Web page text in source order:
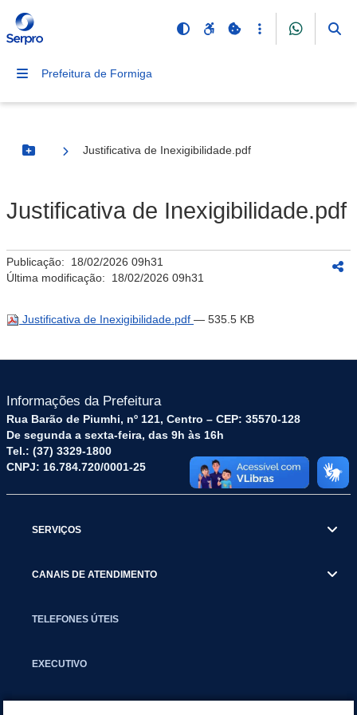
Prefeitura de Formiga
Botão Menu
Justificativa de Inexigibilidade.pdf
Justificativa de Inexigibilidade.pdf
Publicação: 18/02/2026 09h31
Última modificação: 18/02/2026 09h31
Justificativa de Inexigibilidade.pdf — 535.5 KB
Informações da Prefeitura
Rua Barão de Piumhi, nº 121, Centro – CEP: 35570-128
De segunda a sexta-feira, das 9h às 16h
Tel.: (37) 3329-1800
CNPJ: 16.784.720/0001-25
SERVIÇOS
CANAIS DE ATENDIMENTO
TELEFONES ÚTEIS
EXECUTIVO